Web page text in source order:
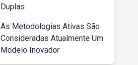
Duplas
As Metodologias Ativas São
Consideradas Atualmente Um
Modelo Inovador